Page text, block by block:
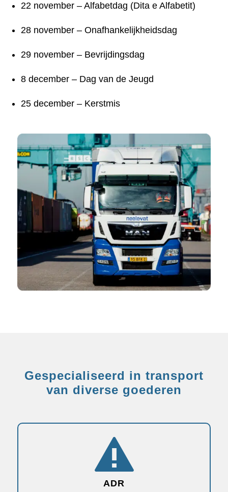
22 november – Alfabetdag (Dita e Alfabetit)
28 november – Onafhankelijkheidsdag
29 november – Bevrijdingsdag
8 december – Dag van de Jeugd
25 december – Kerstmis
Gespecialiseerd in transport
van diverse goederen
ADR